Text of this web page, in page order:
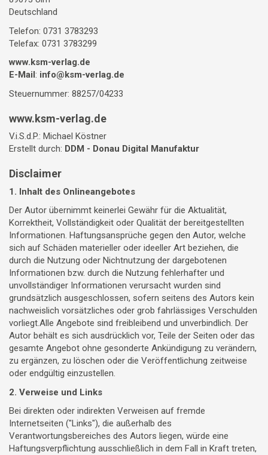
Deutschland
Telefon: 0731 3783293
Telefax: 0731 3783299
www.ksm-verlag.de
E-Mail: info@ksm-verlag.de
Steuernummer: 88257/04233
www.ksm-verlag.de
V.i.S.d.P.: Michael Köstner
Erstellt durch: DDM - Donau Digital Manufaktur
Disclaimer
1. Inhalt des Onlineangebotes
Der Autor übernimmt keinerlei Gewähr für die Aktualität,
Korrektheit, Vollständigkeit oder Qualität der bereitgestellten
Informationen. Haftungsansprüche gegen den Autor, welche
sich auf Schäden materieller oder ideeller Art beziehen, die
durch die Nutzung oder Nichtnutzung der dargebotenen
Informationen bzw. durch die Nutzung fehlerhafter und
unvollständiger Informationen verursacht wurden sind
grundsätzlich ausgeschlossen, sofern seitens des Autors kein
nachweislich vorsätzliches oder grob fahrlässiges Verschulden
vorliegt.Alle Angebote sind freibleibend und unverbindlich. Der
Autor behält es sich ausdrücklich vor, Teile der Seiten oder das
gesamte Angebot ohne gesonderte Ankündigung zu verändern,
zu ergänzen, zu löschen oder die Veröffentlichung zeitweise
oder endgültig einzustellen.
2. Verweise und Links
Bei direkten oder indirekten Verweisen auf fremde
Internetseiten ("Links"), die außerhalb des
Verantwortungsbereiches des Autors liegen, würde eine
Haftungsverpflichtung ausschließlich in dem Fall in Kraft treten,